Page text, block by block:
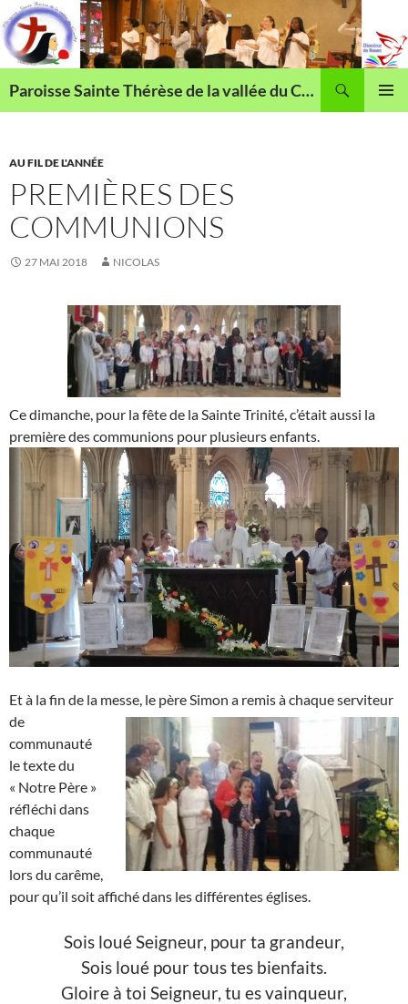
Aller
au
contenu
Paroisse Sainte Thérèse de la vallée du Cailly
AU FIL DE L'ANNÉE
PREMIÈRES DES
COMMUNIONS
27 MAI 2018 NICOLAS
Ce dimanche, pour la fête de la Sainte Trinité, c’était aussi la
première des communions pour plusieurs enfants.
Et à la fin de la messe, le père Simon a remis à chaque serviteur
de
communauté
le texte du
« Notre Père »
réfléchi dans
chaque
communauté
lors du carême,
pour qu’il soit affiché dans les différentes églises.
Sois loué Seigneur, pour ta grandeur,
Sois loué pour tous tes bienfaits.
Gloire à toi Seigneur, tu es vainqueur,